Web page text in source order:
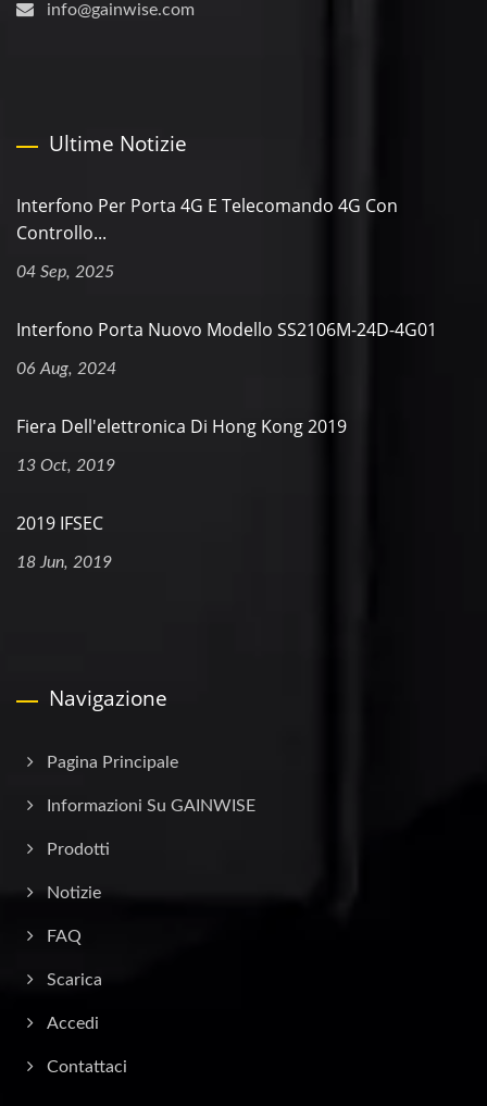
info@gainwise.com
Ultime Notizie
Interfono Per Porta 4G E Telecomando 4G Con
Controllo...
04 Sep, 2025
Interfono Porta Nuovo Modello SS2106M-24D-4G01
06 Aug, 2024
Fiera Dell'elettronica Di Hong Kong 2019
13 Oct, 2019
2019 IFSEC
18 Jun, 2019
Navigazione
Pagina Principale
Informazioni Su GAINWISE
Prodotti
Notizie
FAQ
Scarica
Accedi
Contattaci